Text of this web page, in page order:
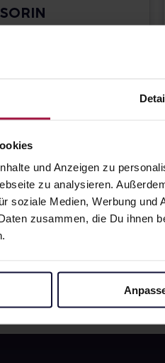
und Anzeigen zu
zu analysieren.
soziale Medien, Werbung
zusammen, die Du ihnen